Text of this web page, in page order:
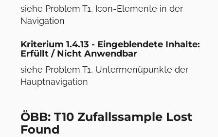
siehe Problem T1, Icon-Elemente in der
Navigation
Kriterium 1.4.13 - Eingeblendete Inhalte:
Erfüllt / Nicht Anwendbar
siehe Problem T1, Untermenüpunkte der
Hauptnavigation
ÖBB: T10 Zufallssample Lost
Found